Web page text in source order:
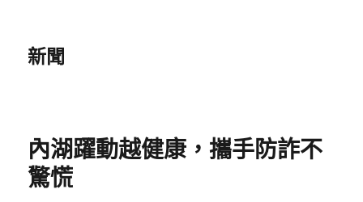
新聞
內湖躍動越健康，攜手防詐不
驚慌